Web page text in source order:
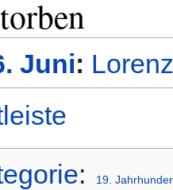
Juni:
: 19.